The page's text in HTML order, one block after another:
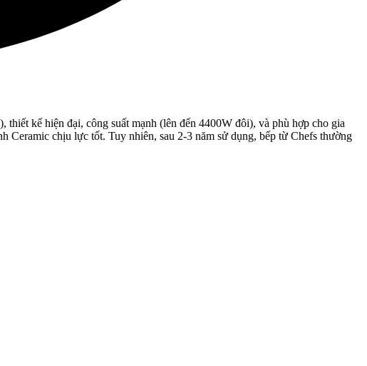
kế hiện đại, công suất mạnh (lên đến 4400W đôi), và phù hợp cho gia
chịu lực tốt. Tuy nhiên, sau 2-3 năm sử dụng, bếp từ Chefs thường